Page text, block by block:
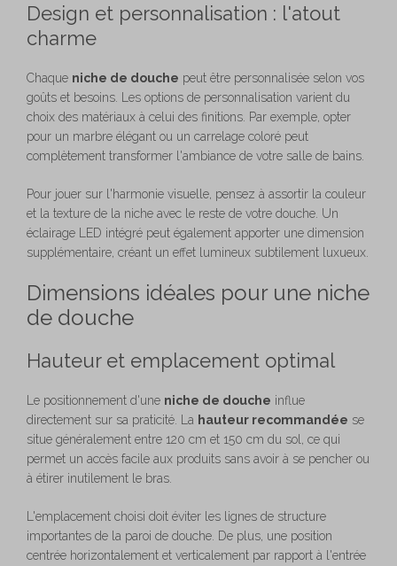
Design et personnalisation : l'atout
charme
Chaque niche de douche peut être personnalisée selon vos
goûts et besoins. Les options de personnalisation varient du
choix des matériaux à celui des finitions. Par exemple, opter
pour un marbre élégant ou un carrelage coloré peut
complètement transformer l'ambiance de votre salle de bains.
Pour jouer sur l'harmonie visuelle, pensez à assortir la couleur
et la texture de la niche avec le reste de votre douche. Un
éclairage LED intégré peut également apporter une dimension
supplémentaire, créant un effet lumineux subtilement luxueux.
Dimensions idéales pour une niche
de douche
Hauteur et emplacement optimal
Le positionnement d'une niche de douche influe
directement sur sa praticité. La hauteur recommandée se
situe généralement entre 120 cm et 150 cm du sol, ce qui
permet un accès facile aux produits sans avoir à se pencher ou
à étirer inutilement le bras.
L'emplacement choisi doit éviter les lignes de structure
importantes de la paroi de douche. De plus, une position
centrée horizontalement et verticalement par rapport à l'entrée